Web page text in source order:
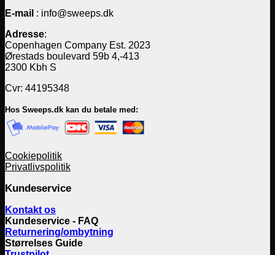
E-mail : info@sweeps.dk
Adresse:
Copenhagen Company Est. 2023
Ørestads boulevard 59b 4,-413
2300 Kbh S
Cvr: 44195348
Hos Sweeps.dk kan du betale med:
Cookiepolitik
Privatlivspolitik
Kundeservice
Kontakt os
Kundeservice - FAQ
Returnering/ombytning
Størrelses Guide